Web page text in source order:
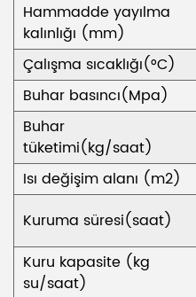
Hammadde yayılma
kalınlığı (mm)
Çalışma sıcaklığı(°C)
Buhar basıncı(Mpa)
Buhar
tüketimi(kg/saat)
Isı değişim alanı (m2)
Kuruma süresi(saat)
Kuru kapasite (kg
su/saat)